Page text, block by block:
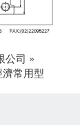
公司 »
常用型